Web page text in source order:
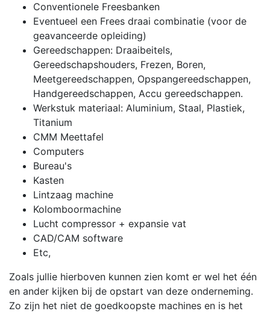
Conventionele Freesbanken
Eventueel een Frees draai combinatie (voor de
geavanceerde opleiding)
Gereedschappen: Draaibeitels,
Gereedschapshouders, Frezen, Boren,
Meetgereedschappen, Opspangereedschappen,
Handgereedschappen, Accu gereedschappen.
Werkstuk materiaal: Aluminium, Staal, Plastiek,
Titanium
CMM Meettafel
Computers
Bureau's
Kasten
Lintzaag machine
Kolomboormachine
Lucht compressor + expansie vat
CAD/CAM software
Etc,
Zoals jullie hierboven kunnen zien komt er wel het één
en ander kijken bij de opstart van deze onderneming.
Zo zijn het niet de goedkoopste machines en is het